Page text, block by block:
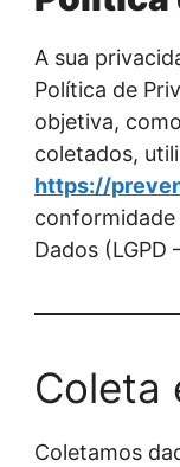
A sua
Política de
objetiva,
coletados,
https://
conformidade
Dados (LGPD
Coleta
Coletamos